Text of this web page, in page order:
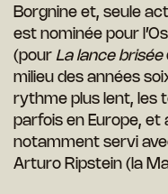
Borgnine et, seule
est nominée pour
(pour La lance brisée
milieu des années
rythme plus lent, les
parfois en Europe, et
notamment servi
Arturo Ripstein (la